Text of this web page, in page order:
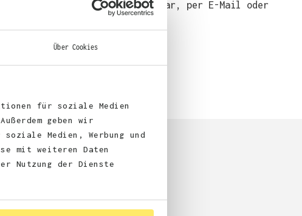
Über Cookies
für soziale Medien
geben wir
Medien, Werbung und
mit weiteren Daten
Nutzung der Dienste
bequem über das Bestellformular, per E-Mail oder